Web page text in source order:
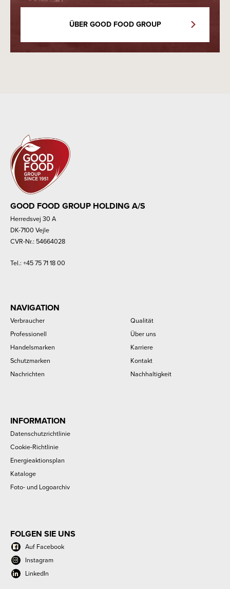
ÜBER GOOD FOOD GROUP
GOOD FOOD GROUP HOLDING A/S
Herredsvej 30 A
DK-7100 Vejle
CVR-Nr.: 54664028
Tel.: +45 75 71 18 00
NAVIGATION
Verbraucher
Professionell
Handelsmarken
Schutzmarken
Nachrichten
Qualität
Über uns
Karriere
Kontakt
Nachhaltigkeit
INFORMATION
Datenschutzrichtlinie
Cookie-Richtlinie
Energieaktionsplan
Kataloge
Foto- und Logoarchiv
FOLGEN SIE UNS
Auf Facebook
Instagram
LinkedIn